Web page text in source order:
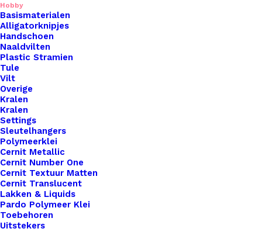
Hobby
Basismaterialen
Alligatorknipjes
Handschoen
Naaldvilten
Plastic Stramien
Tule
Vilt
Overige
Kralen
Kralen
Settings
Sleutelhangers
Polymeerklei
Cernit Metallic
Cernit Number One
Cernit Textuur Matten
Cernit Translucent
Lakken & Liquids
Pardo Polymeer Klei
Toebehoren
Uitstekers
Metaal Veterklem 3mm Goud (Nikkelvrij)
€0,15